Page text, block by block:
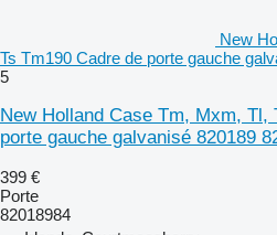
New
Ts Tm190 Cadre de porte gauche
5
New Holland Case Tm, Mxm, Tl,
porte gauche galvanisé 820189
399 €
Porte
82018984